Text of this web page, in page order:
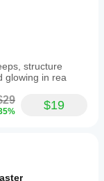
structure
glowing in rea
$19